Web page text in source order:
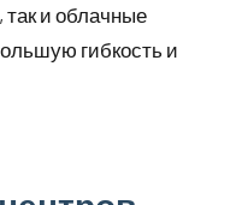
так и облачные
гибкость и